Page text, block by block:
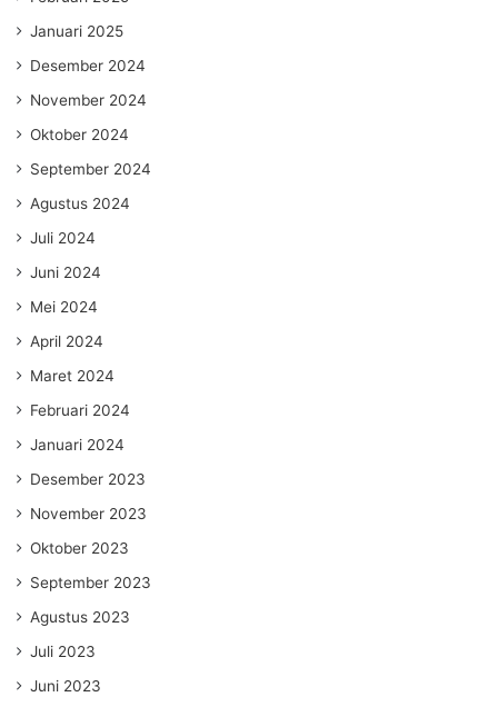
Januari 2025
Desember 2024
November 2024
Oktober 2024
September 2024
Agustus 2024
Juli 2024
Juni 2024
Mei 2024
April 2024
Maret 2024
Februari 2024
Januari 2024
Desember 2023
November 2023
Oktober 2023
September 2023
Agustus 2023
Juli 2023
Juni 2023